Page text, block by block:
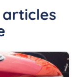
articles